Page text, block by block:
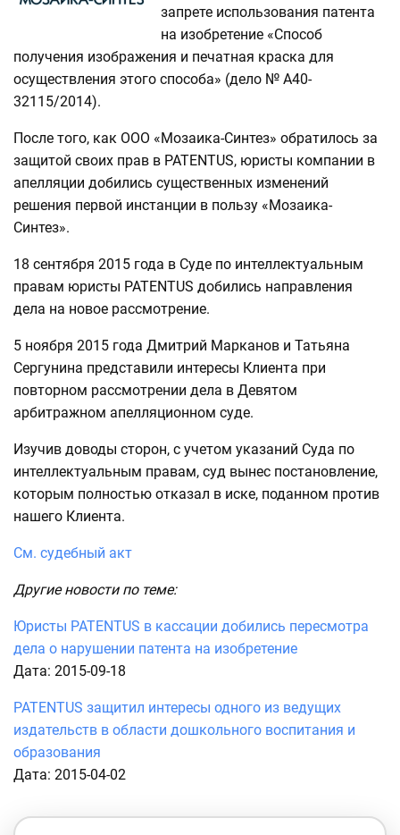
запрете использования патента
на изобретение «Способ
получения изображения и печатная краска для
осуществления этого способа» (дело № А40-
32115/2014).
После того, как ООО «Мозаика-Синтез» обратилось за
защитой своих прав в PATENTUS, юристы компании в
апелляции добились существенных изменений
решения первой инстанции в пользу «Мозаика-
Синтез».
18 сентября 2015 года в Суде по интеллектуальным
правам юристы PATENTUS добились направления
дела на новое рассмотрение.
5 ноября 2015 года Дмитрий Марканов и Татьяна
Сергунина представили интересы Клиента при
повторном рассмотрении дела в Девятом
арбитражном апелляционном суде.
Изучив доводы сторон, с учетом указаний Суда по
интеллектуальным правам, суд вынес постановление,
которым полностью отказал в иске, поданном против
нашего Клиента.
См. судебный акт
Другие новости по теме:
Юристы PATENTUS в кассации добились пересмотра
дела о нарушении патента на изобретение
Дата: 2015-09-18
PATENTUS защитил интересы одного из ведущих
издательств в области дошкольного воспитания и
образования
Дата: 2015-04-02